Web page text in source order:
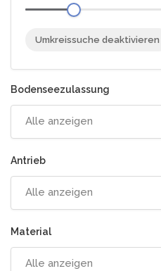
Umkreissuche deaktivieren
Alle anzeigen
Alle anzeigen
Alle anzeigen